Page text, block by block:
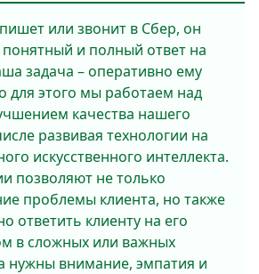
или звонит в Сбер, он
и полный ответ на
задача – оперативно ему
этого мы работаем над
качества нашего
развивая технологии на
искусственного интеллекта.
позволяют не только
проблемы клиента, но также
ответить клиенту на его
в сложных или важных
нужны внимание, эмпатия и